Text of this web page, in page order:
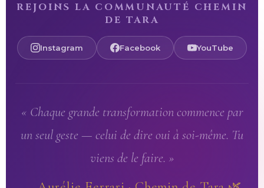
REJOINS LA COMMUNAUTÉ CHEMIN
DE TARA
Instagram Facebook YouTube
« Chaque grande transformation commence par
un seul geste — celui de dire oui à soi-même. Tu
viens de le faire. »